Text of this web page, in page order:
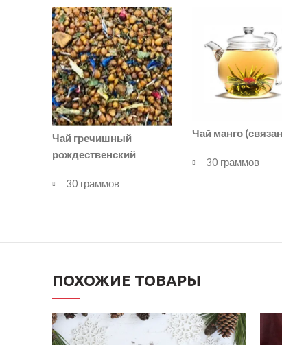
Чай гречишный
рождественский
30 граммов
Чай манго
30 граммов
ПОХОЖИЕ ТОВАРЫ